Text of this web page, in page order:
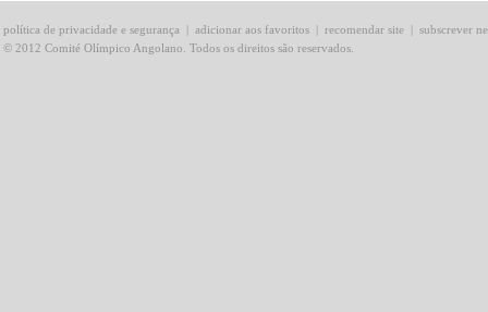
política de privacidade e segurança | adicionar aos favoritos | recomendar site | subscrever
© 2012 Comité Olímpico Angolano. Todos os direitos são reservados.